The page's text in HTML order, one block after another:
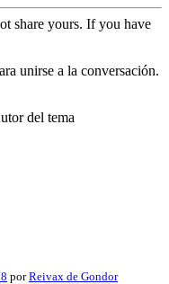
share yours. If you have
unirse a la conversación.
del tema
porReivax de Gondor